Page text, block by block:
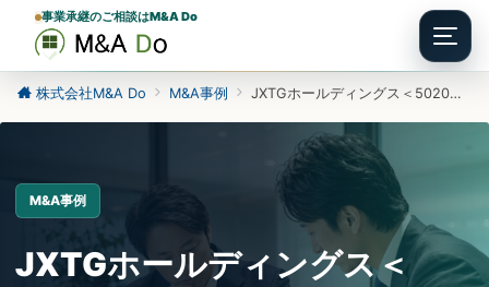
Menu
事業承継のご相談はM&A Do
株式会社M&A Do M&A事例 JXTGホールディングス＜5020＞、傘下のバイオ医薬2社を852億円で富士フイルムに譲渡
M&A事例
JXTGホールディングス＜